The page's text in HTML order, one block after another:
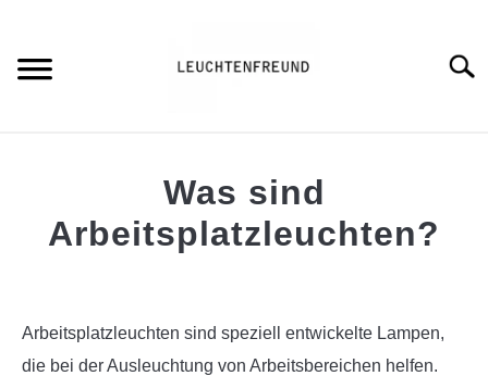
content
BLOG
ÜBER MICH
Was sind
Arbeitsplatzleuchten?
in
Arbeitsplatzleuchten sind speziell entwickelte Lampen,
die bei der Ausleuchtung von Arbeitsbereichen helfen.